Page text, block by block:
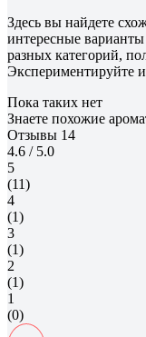
Здесь вы найдете
интересные
разных категорий,
Экспериментируйте
Пока таких нет
Знаете похожие
Отзывы 14
4.6 / 5.0
5
(11)
4
(1)
3
(1)
2
(1)
1
(0)